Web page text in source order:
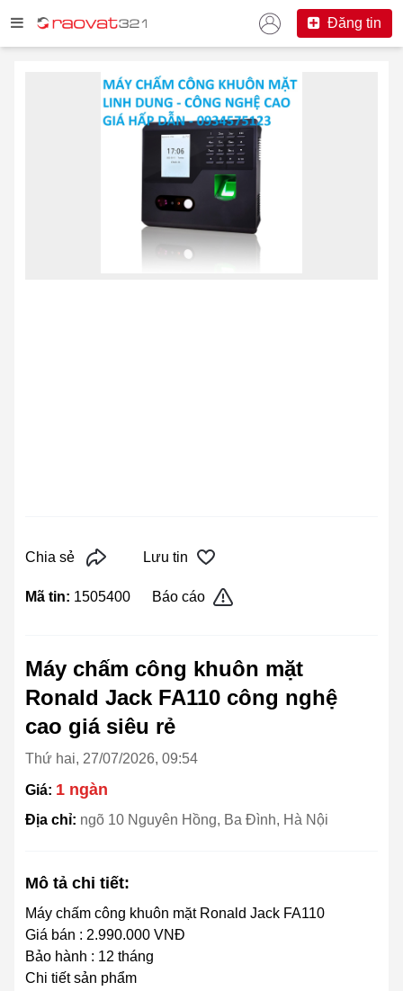
Đăng tin
Chia sẻ Lưu tin
Mã tin: 1505400 Báo cáo
Máy chấm công khuôn mặt
Ronald Jack FA110 công nghệ
cao giá siêu rẻ
Thứ hai, 27/07/2026, 09:54
Giá: 1 ngàn
Địa chỉ: ngõ 10 Nguyên Hồng, Ba Đình, Hà Nội
Mô tả chi tiết:
Máy chấm công khuôn mặt Ronald Jack FA110
Giá bán : 2.990.000 VNĐ
Bảo hành : 12 tháng
Chi tiết sản phẩm